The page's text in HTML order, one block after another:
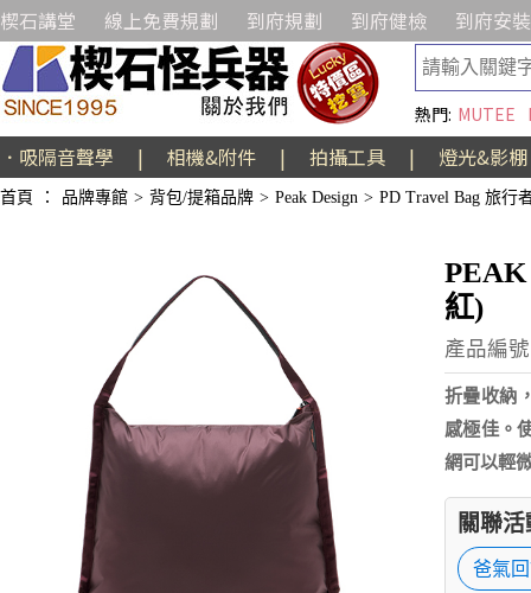
楔石講堂 線上免費規劃 到府規劃 到府健檢 到府安裝
熱門: MUTEE
．吸隔音聲學 | 相機&附件 | 拍攝工具 | 燈光&影棚
首頁 ： 品牌專館 > 背包/提箱品牌 > Peak Design > PD Travel Bag 旅行
PEAK
紅)
產品編
折疊收納
感極佳。
網可以輕
關聯
爸氣